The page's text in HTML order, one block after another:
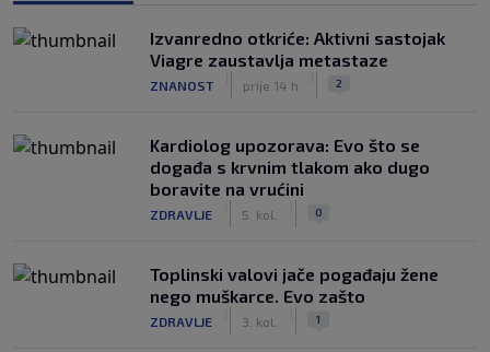
Izvanredno otkriće: Aktivni sastojak
Viagre zaustavlja metastaze
ZNANOST prije 14 h 2
Kardiolog upozorava: Evo što se
događa s krvnim tlakom ako dugo
boravite na vrućini
ZDRAVLJE 5. kol. 0
Toplinski valovi jače pogađaju žene
nego muškarce. Evo zašto
ZDRAVLJE 3. kol. 1